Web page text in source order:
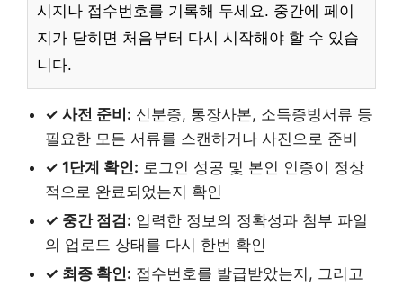
시지나 접수번호를 기록해 두세요. 중간에 페이
지가 닫히면 처음부터 다시 시작해야 할 수 있습
니다.
✓ 사전 준비: 신분증, 통장사본, 소득증빙서류 등
필요한 모든 서류를 스캔하거나 사진으로 준비
✓ 1단계 확인: 로그인 성공 및 본인 인증이 정상
적으로 완료되었는지 확인
✓ 중간 점검: 입력한 정보의 정확성과 첨부 파일
의 업로드 상태를 다시 한번 확인
✓ 최종 확인: 접수번호를 발급받았는지, 그리고